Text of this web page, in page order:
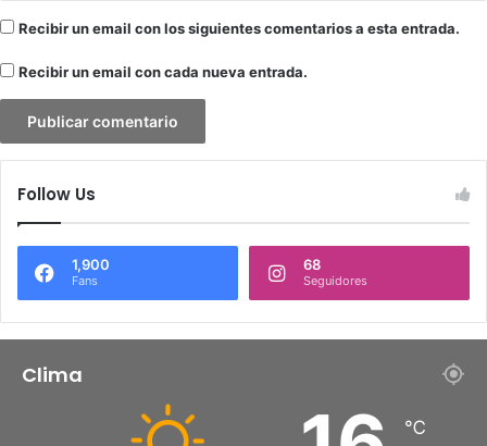
Recibir un email con los siguientes comentarios a esta entrada.
Recibir un email con cada nueva entrada.
Follow Us
1,900
Fans
68
Seguidores
Clima
℃